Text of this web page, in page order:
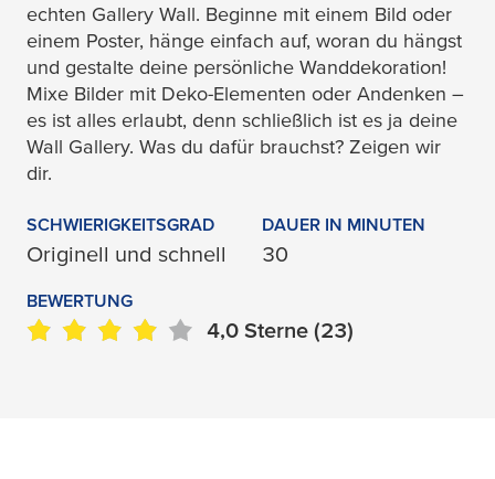
echten Gallery Wall. Beginne mit einem Bild oder
einem Poster, hänge einfach auf, woran du hängst
und gestalte deine persönliche Wanddekoration!
Mixe Bilder mit Deko-Elementen oder Andenken –
es ist alles erlaubt, denn schließlich ist es ja deine
Wall Gallery. Was du dafür brauchst? Zeigen wir
dir.
SCHWIERIGKEITSGRAD
Originell und schnell
DAUER IN MINUTEN
30
BEWERTUNG
4,0Sterne(23)